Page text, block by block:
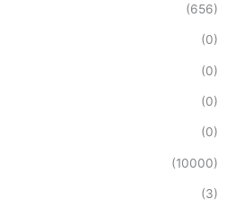
(656)
(0)
(0)
(0)
(0)
(10000)
(3)